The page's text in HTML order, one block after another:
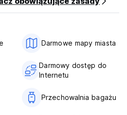
Darmowe mapy miasta
Darmowy dostęp do
Internetu
Przechowalnia bagażu